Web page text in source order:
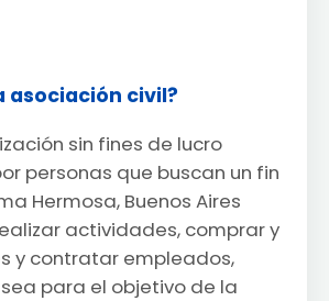
asociación civil?
sin fines de lucro
personas que buscan un fin
Hermosa, Buenos Aires
actividades, comprar y
y contratar empleados,
para el objetivo de la